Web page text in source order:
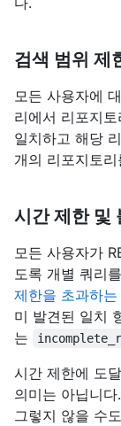
검색 범위 제
모든 사용자에
리에서 리포지
일치하고 해당
개의 리포지토
시간 제한 및
모든 사용자가
도록 개별 쿼리
제한을 초과하는
미 발견된 일치
는
시간 제한에 도
의미는 아닙니
그렇지 않을 수